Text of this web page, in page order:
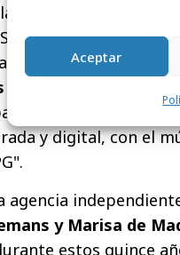
Aceptar
culminación del
contrastada
nos permitirá
Es lo mejor de
y digital, con el
agencia
y Marisa de
estos quince